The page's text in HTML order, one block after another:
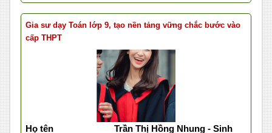
Gia sư dạy Toán lớp 9, tạo nền tảng vững chắc bước vào
cấp THPT
Họ tên
Trần Thị Hồng Nhung - Sinh